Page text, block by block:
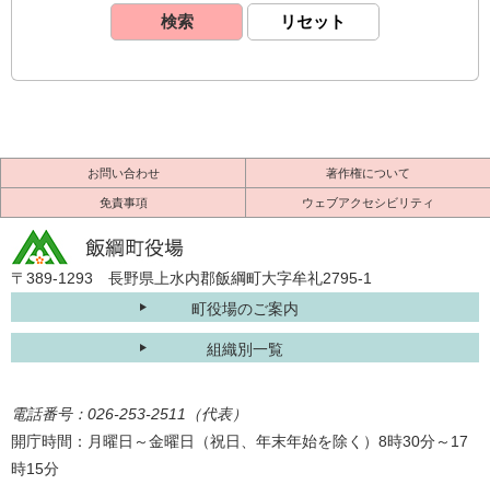
お問い合わせ 著作権について
免責事項 ウェブアクセシビリティ
〒389-1293 長野県上水内郡飯綱町大字牟礼2795-1
町役場のご案内
組織別一覧
電話番号：026-253-2511（代表）
開庁時間：月曜日～金曜日（祝日、年末年始を除く）8時30分～17
時15分